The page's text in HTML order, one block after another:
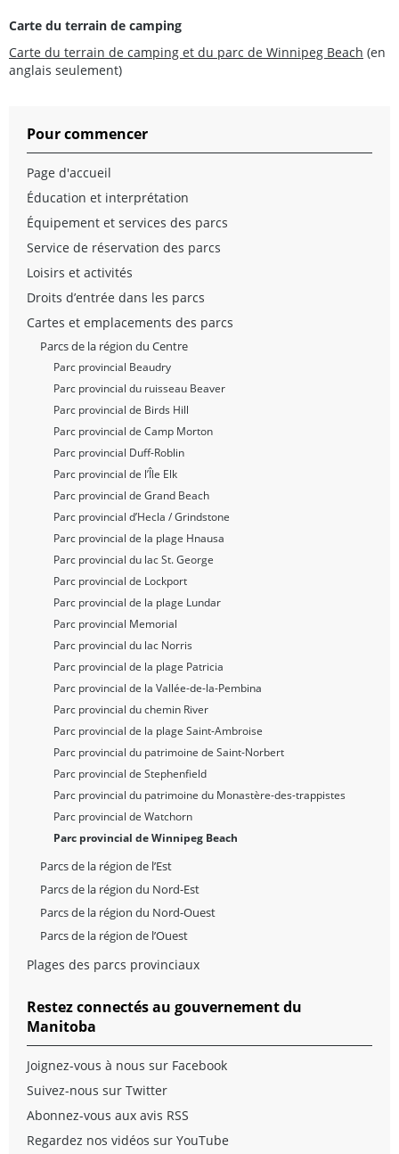
Carte du terrain de camping
Carte du terrain de camping et du parc de Winnipeg Beach (en
anglais seulement)
Pour commencer
Page d'accueil
Éducation et interprétation
Équipement et services des parcs
Service de réservation des parcs
Loisirs et activités
Droits d’entrée dans les parcs
Cartes et emplacements des parcs
Parcs de la région du Centre
Parc provincial Beaudry
Parc provincial du ruisseau Beaver
Parc provincial de Birds Hill
Parc provincial de Camp Morton
Parc provincial Duff-Roblin
Parc provincial de l’Île Elk
Parc provincial de Grand Beach
Parc provincial d’Hecla / Grindstone
Parc provincial de la plage Hnausa
Parc provincial du lac St. George
Parc provincial de Lockport
Parc provincial de la plage Lundar
Parc provincial Memorial
Parc provincial du lac Norris
Parc provincial de la plage Patricia
Parc provincial de la Vallée-de-la-Pembina
Parc provincial du chemin River
Parc provincial de la plage Saint-Ambroise
Parc provincial du patrimoine de Saint-Norbert
Parc provincial de Stephenfield
Parc provincial du patrimoine du Monastère-des-trappistes
Parc provincial de Watchorn
Parc provincial de Winnipeg Beach
Parcs de la région de l’Est
Parcs de la région du Nord-Est
Parcs de la région du Nord-Ouest
Parcs de la région de l’Ouest
Plages des parcs provinciaux
Restez connectés au gouvernement du
Manitoba
Joignez-vous à nous sur Facebook
Suivez-nous sur Twitter
Abonnez-vous aux avis RSS
Regardez nos vidéos sur YouTube